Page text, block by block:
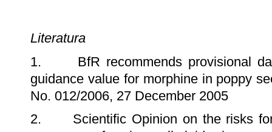
Literatura
1. BfR recommends provisional
guidance value for morphine in poppy
No. 012/2006, 27 December 2005
2. Scientific Opinion on the risks for